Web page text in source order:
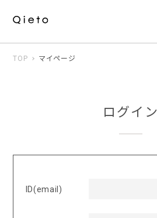
TOP マイページ
ログイン
ID(email)